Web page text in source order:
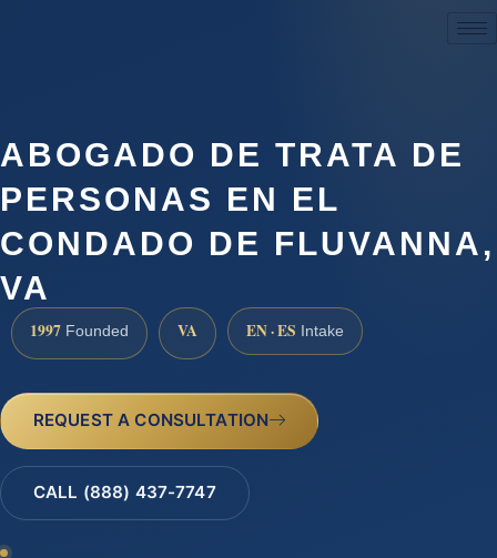
ABOGADO DE TRATA DE
PERSONAS EN EL
CONDADO DE FLUVANNA,
VA
1997 Founded VA EN · ES Intake
REQUEST A CONSULTATION
CALL (888) 437-7747